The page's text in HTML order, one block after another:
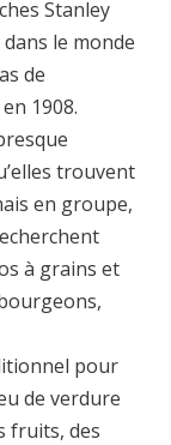
Stanley
le monde
de
1908.
trouvent
en groupe,
à grains et
pour
de verdure
fruits, des